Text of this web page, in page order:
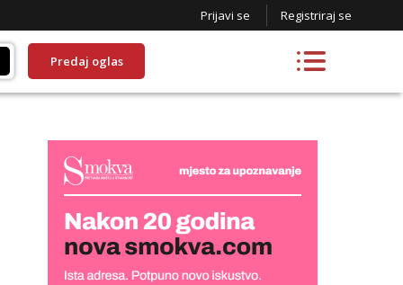
Prijavi se Registriraj se
Predaj oglas